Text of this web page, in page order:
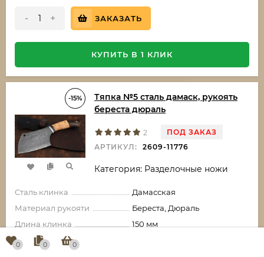
- + ЗАКАЗАТЬ
КУПИТЬ В 1 КЛИК
-15%
Тяпка №5 сталь дамаск, рукоять
береста дюраль
2
ПОД ЗАКАЗ
АРТИКУЛ:
2609-11776
Категория: Разделочные ножи
Сталь клинка
Дамасская
Материал рукояти
Береста, Дюраль
Длина клинка
150 мм
Толщина клинка
0 0 0